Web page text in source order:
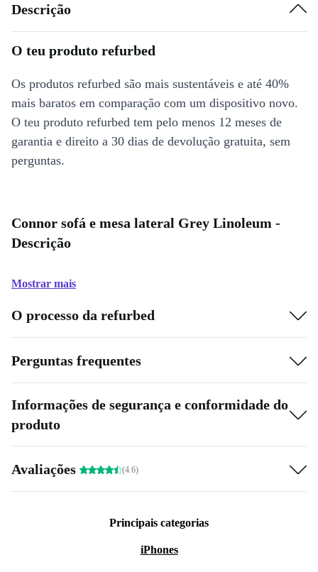
Descrição
O teu produto refurbed
Os produtos refurbed são mais sustentáveis e até 40%
mais baratos em comparação com um dispositivo novo.
O teu produto refurbed tem pelo menos 12 meses de
garantia e direito a 30 dias de devolução gratuita, sem
perguntas.
Connor sofá e mesa lateral Grey Linoleum -
Descrição
Mostrar mais
O processo da refurbed
Perguntas frequentes
Informações de segurança e conformidade do
produto
Avaliações (4.6)
Principais categorias
iPhones